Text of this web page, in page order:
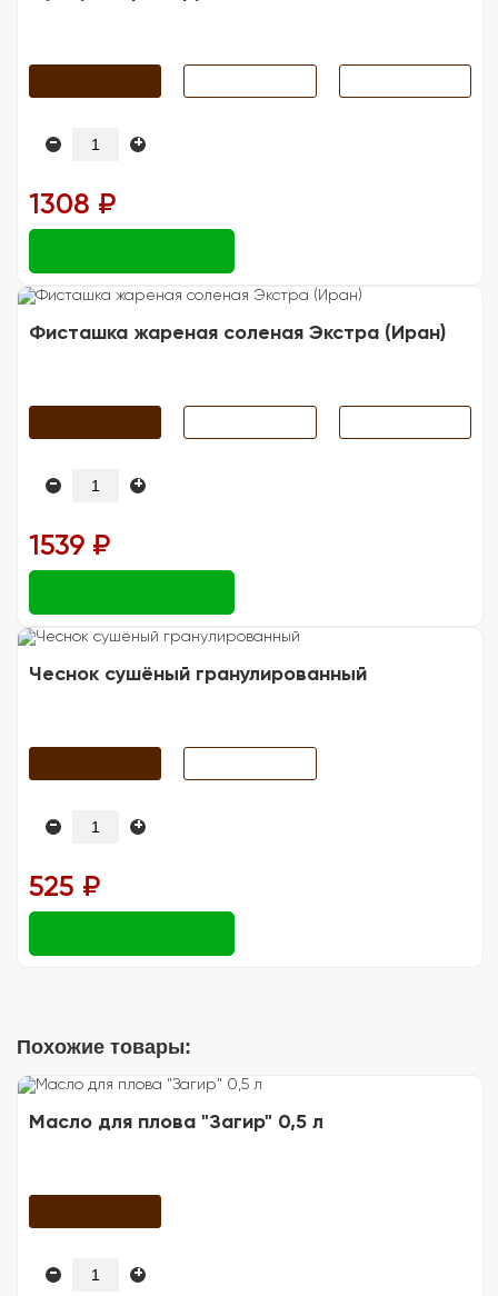
- +
1308 ₽
Фисташка жареная соленая Экстра (Иран)
- +
1539 ₽
Чеснок сушёный гранулированный
- +
525 ₽
Похожие товары:
Масло для плова "Загир" 0,5 л
- +